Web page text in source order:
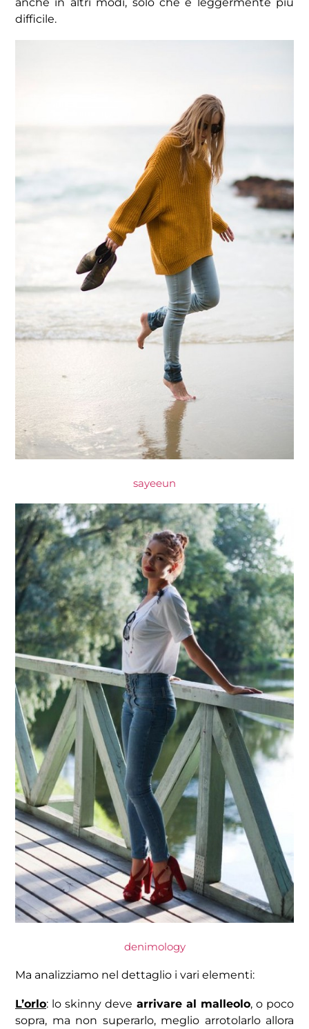
anche in altri modi, solo che è leggermente più
difficile.
sayeeun
denimology
Ma analizziamo nel dettaglio i vari elementi:
L’orlo: lo skinny deve arrivare al malleolo, o poco
sopra, ma non superarlo, meglio arrotolarlo allora